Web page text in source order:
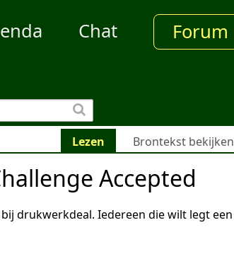
Chat Forum
Lezen Brontekst bekijken
Accepted
drukwerkdeal. Iedereen die wilt legt een